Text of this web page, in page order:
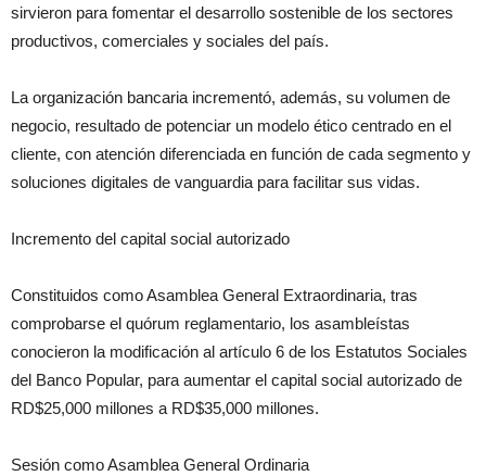
sirvieron para fomentar el desarrollo sostenible de los sectores
productivos, comerciales y sociales del país.
La organización bancaria incrementó, además, su volumen de
negocio, resultado de potenciar un modelo ético centrado en el
cliente, con atención diferenciada en función de cada segmento y
soluciones digitales de vanguardia para facilitar sus vidas.
Incremento del capital social autorizado
Constituidos como Asamblea General Extraordinaria, tras
comprobarse el quórum reglamentario, los asambleístas
conocieron la modificación al artículo 6 de los Estatutos Sociales
del Banco Popular, para aumentar el capital social autorizado de
RD$25,000 millones a RD$35,000 millones.
Sesión como Asamblea General Ordinaria